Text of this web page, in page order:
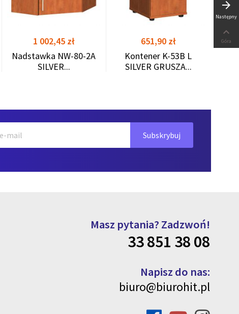
Cena
1 002,45 zł
Nadstawka NW-80-2A
SILVER...
Cena
651,90 zł
Kontener K-53B L
SILVER GRUSZA...
Masz pytania? Zadzwoń!
33 851 38 08
Napisz do nas:
biuro@biurohit.pl
arrow_forward
Następny

Góra